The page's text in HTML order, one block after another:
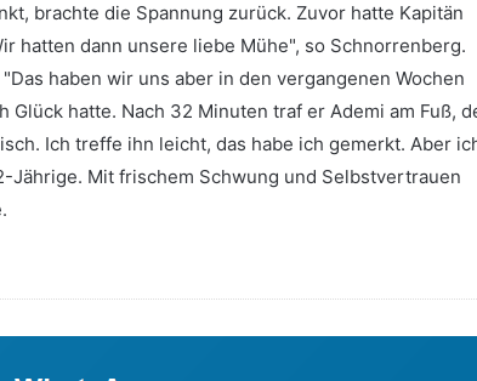
brachte die Spannung zurück. Zuvor hatte Kapitän
hatten dann unsere liebe Mühe", so Schnorrenberg.
"Das haben wir uns aber in den vergangenen Wochen
hatte. Nach 32 Minuten traf er Ademi am Fuß,
Ich treffe ihn leicht, das habe ich gemerkt. Aber
Jährige. Mit frischem Schwung und Selbstvertrauen